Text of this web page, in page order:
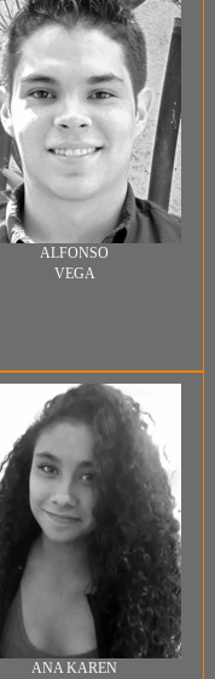
ALFONSO
VEGA
ANA KAREN